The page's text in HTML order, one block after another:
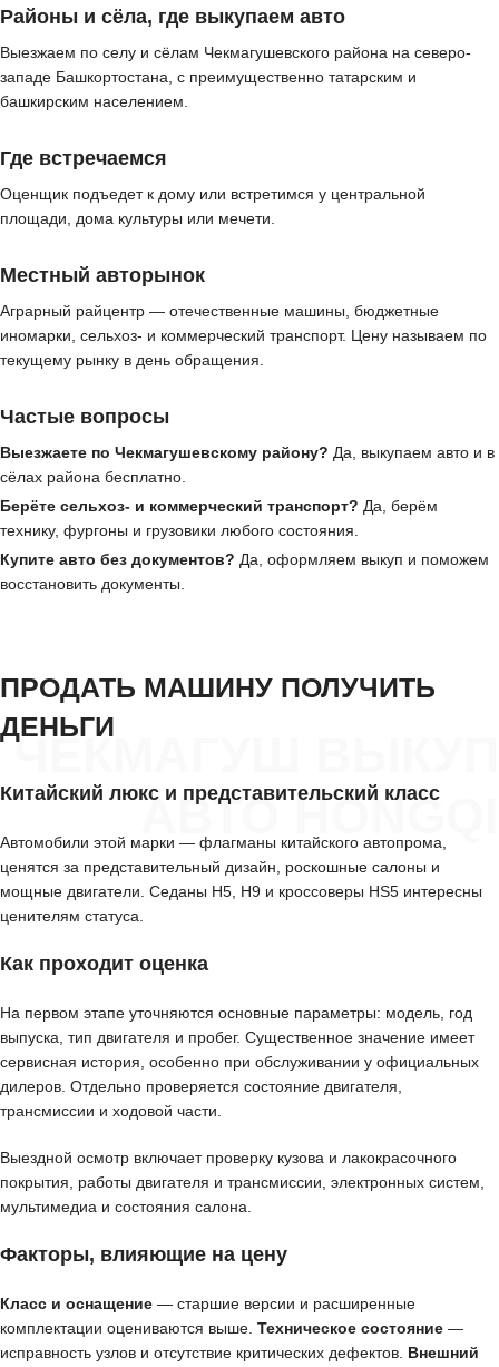
Районы и сёла, где выкупаем авто
Выезжаем по селу и сёлам Чекмагушевского района на северо-
западе Башкортостана, с преимущественно татарским и
башкирским населением.
Где встречаемся
Оценщик подъедет к дому или встретимся у центральной
площади, дома культуры или мечети.
Местный авторынок
Аграрный райцентр — отечественные машины, бюджетные
иномарки, сельхоз- и коммерческий транспорт. Цену называем по
текущему рынку в день обращения.
Частые вопросы
Выезжаете по Чекмагушевскому району? Да, выкупаем авто и в
сёлах района бесплатно.
Берёте сельхоз- и коммерческий транспорт? Да, берём
технику, фургоны и грузовики любого состояния.
Купите авто без документов? Да, оформляем выкуп и поможем
восстановить документы.
ЧЕКМАГУШ ВЫКУП
АВТО HONGQI
ПРОДАТЬ МАШИНУ ПОЛУЧИТЬ
ДЕНЬГИ
Китайский люкс и представительский класс
Автомобили этой марки — флагманы китайского автопрома,
ценятся за представительный дизайн, роскошные салоны и
мощные двигатели. Седаны H5, H9 и кроссоверы HS5 интересны
ценителям статуса.
Как проходит оценка
На первом этапе уточняются основные параметры: модель, год
выпуска, тип двигателя и пробег. Существенное значение имеет
сервисная история, особенно при обслуживании у официальных
дилеров. Отдельно проверяется состояние двигателя,
трансмиссии и ходовой части.
Выездной осмотр включает проверку кузова и лакокрасочного
покрытия, работы двигателя и трансмиссии, электронных систем,
мультимедиа и состояния салона.
Факторы, влияющие на цену
Класс и оснащение — старшие версии и расширенные
комплектации оцениваются выше. Техническое состояние —
исправность узлов и отсутствие критических дефектов. Внешний